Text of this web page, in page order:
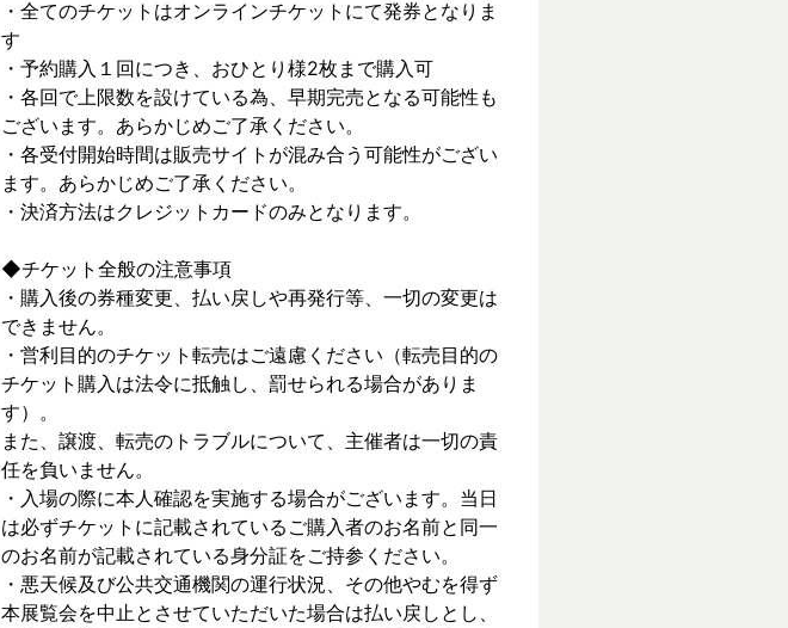
・全てのチケットはオンラインチケットにて発券となりま
す
・予約購入１回につき、おひとり様2枚まで購入可
・各回で上限数を設けている為、早期完売となる可能性も
ございます。あらかじめご了承ください。
・各受付開始時間は販売サイトが混み合う可能性がござい
ます。あらかじめご了承ください。
・決済方法はクレジットカードのみとなります。
◆チケット全般の注意事項
・購入後の券種変更、払い戻しや再発行等、一切の変更は
できません。
・営利目的のチケット転売はご遠慮ください（転売目的の
チケット購入は法令に抵触し、罰せられる場合がありま
す）。
また、譲渡、転売のトラブルについて、主催者は一切の責
任を負いません。
・入場の際に本人確認を実施する場合がございます。当日
は必ずチケットに記載されているご購入者のお名前と同一
のお名前が記載されている身分証をご持参ください。
・悪天候及び公共交通機関の運行状況、その他やむを得ず
本展覧会を中止とさせていただいた場合は払い戻しとし、